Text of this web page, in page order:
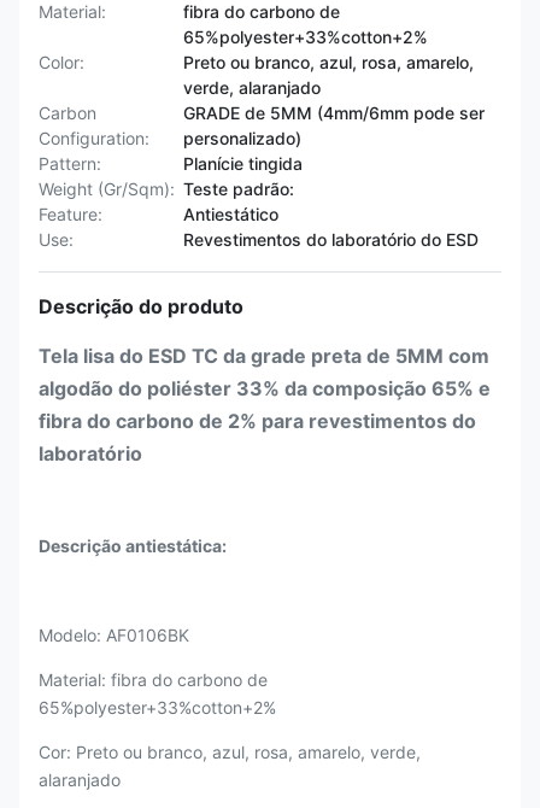
Material:
fibra do carbono de
65%polyester+33%cotton+2%
Color:
Preto ou branco, azul, rosa, amarelo,
verde, alaranjado
Carbon
Configuration:
GRADE de 5MM (4mm/6mm pode ser
personalizado)
Pattern:
Planície tingida
Weight (Gr/Sqm): Teste padrão:
Feature:
Antiestático
Use:
Revestimentos do laboratório do ESD
Descrição do produto
Tela lisa do ESD TC da grade preta de 5MM com
algodão do poliéster 33% da composição 65% e
fibra do carbono de 2% para revestimentos do
laboratório
Descrição antiestática:
Modelo: AF0106BK
Material: fibra do carbono de
65%polyester+33%cotton+2%
Cor: Preto ou branco, azul, rosa, amarelo, verde,
alaranjado